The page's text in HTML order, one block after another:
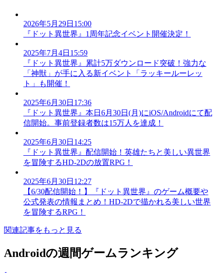
2026年5月29日15:00
『ドット異世界』1周年記念イベント開催決定！
2025年7月4日15:59
『ドット異世界』累計5万ダウンロード突破！強力な
「神獣」が手に入る新イベント「ラッキールーレッ
ト」も開催！
2025年6月30日17:36
『ドット異世界』本日6月30日(月)にiOS/Androidにて配
信開始。事前登録者数は15万人を達成！
2025年6月30日14:25
『ドット異世界』配信開始！英雄たちと美しい異世界
を冒険するHD-2Dの放置RPG！
2025年6月30日12:27
【6/30配信開始！】『ドット異世界』のゲーム概要や
公式発表の情報まとめ！HD-2Dで描かれる美しい世界
を冒険するRPG！
関連記事をもっと見る
Androidの週間ゲームランキング